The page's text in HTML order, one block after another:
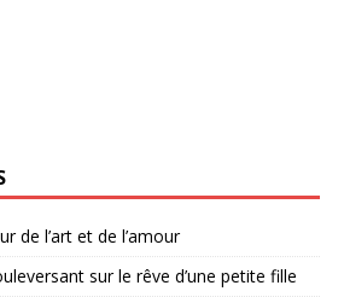
de l’art et de l’amour
sur le rêve d’une petite fille